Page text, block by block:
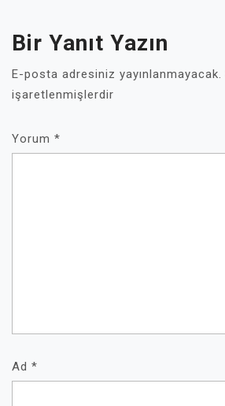
Bir Yanıt Yazın
E-posta adresiniz yayınlanmayacak.
işaretlenmişlerdir
Yorum *
Ad *